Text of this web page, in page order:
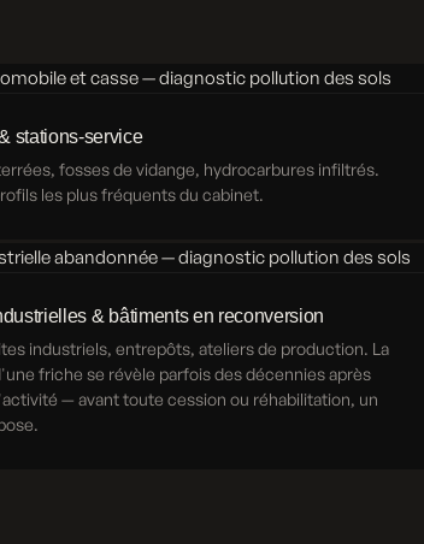
stations-service
fosses de vidange, hydrocarbures infiltrés.
les plus fréquents du cabinet.
& bâtiments en reconversion
industriels, entrepôts, ateliers de production. La
friche se révèle parfois des décennies après
— avant toute cession ou réhabilitation, un